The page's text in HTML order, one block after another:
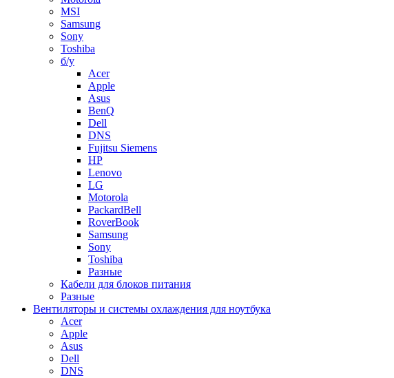
MSI
Samsung
Sony
Toshiba
б/у
Acer
Apple
Asus
BenQ
Dell
DNS
Fujitsu Siemens
HP
Lenovo
LG
Motorola
PackardBell
RoverBook
Samsung
Sony
Toshiba
Разные
Кабели для блоков питания
Разные
Вентиляторы и системы охлаждения для ноутбука
Acer
Apple
Asus
Dell
DNS